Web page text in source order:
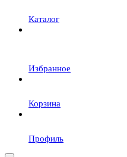
Каталог
Избранное
Корзина
Профиль